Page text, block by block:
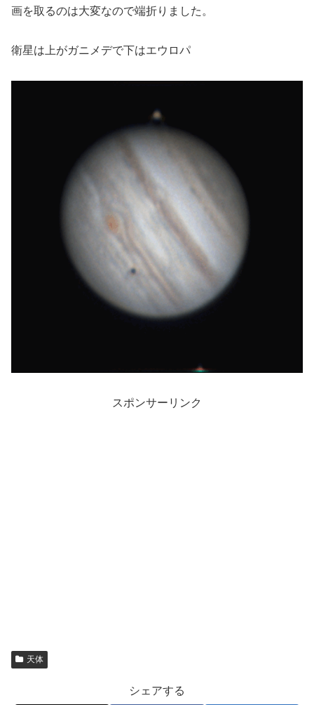
画を取るのは大変なので端折りました。
衛星は上がガニメデで下はエウロパ
スポンサーリンク
天体
シェアする